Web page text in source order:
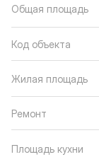
Общая площадь
Код объекта
Жилая площадь
Ремонт
Площадь кухни